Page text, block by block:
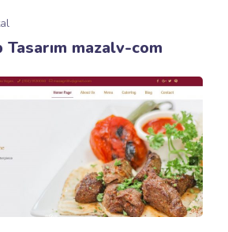
mazalv-com